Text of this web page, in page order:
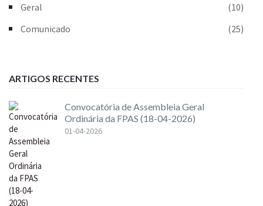
Geral
(10)
Comunicado
(25)
ARTIGOS RECENTES
Convocatória de Assembleia Geral
Ordinária da FPAS (18-04-2026)
01-04-2026